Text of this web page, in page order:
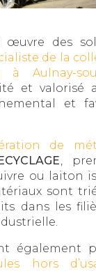
des
de la
Aulnay-
et valorisé
et
de
,
ou laiton
sont
dans les
également
hors